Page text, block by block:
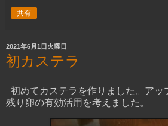
共有
2021年6月1日火曜日
初カステラ
初めてカステラを作りました。アッ
残り卵の有効活用を考えました。